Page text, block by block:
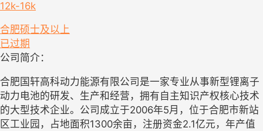
12k-16k
合肥硕士及以上
已过期
公司简介：
合肥国轩高科动力能源有限公司是一家专业从事新型锂离子
动力电池的研发、生产和经营，拥有自主知识产权核心技术
的大型技术企业。公司成立于2006年5月，位于合肥市新站
区工业园，占地面积1300余亩，注册资金2.1亿元，年产值